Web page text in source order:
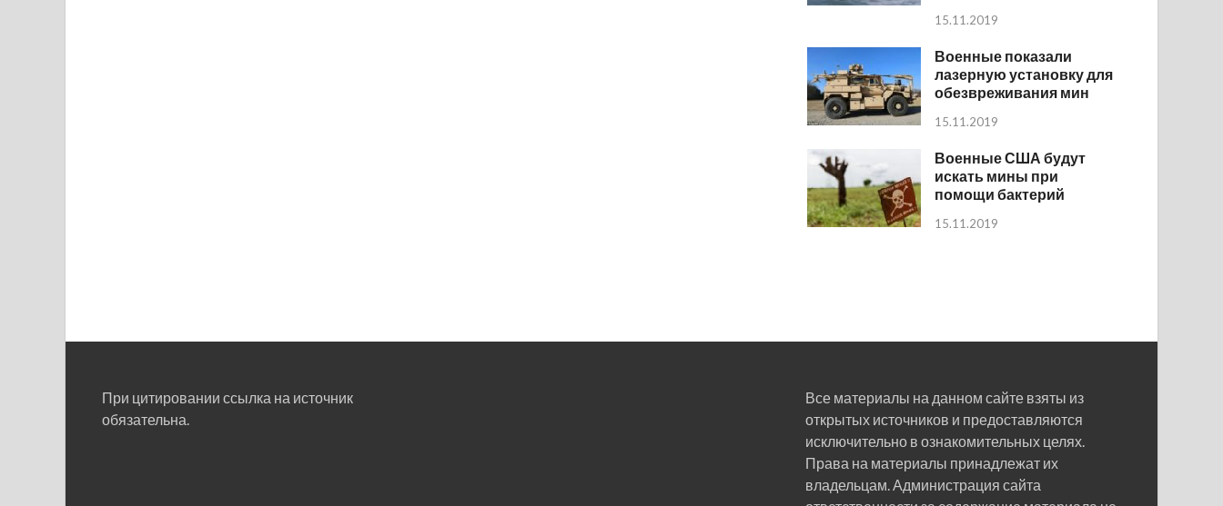
15.11.2019
Военные показали
лазерную установку для
обезвреживания мин
15.11.2019
Военные США будут
искать мины при
помощи бактерий
15.11.2019
При цитировании ссылка на источник
обязательна.
Все материалы на данном сайте взяты из
открытых источников и предоставляются
исключительно в ознакомительных целях.
Права на материалы принадлежат их
владельцам. Администрация сайта